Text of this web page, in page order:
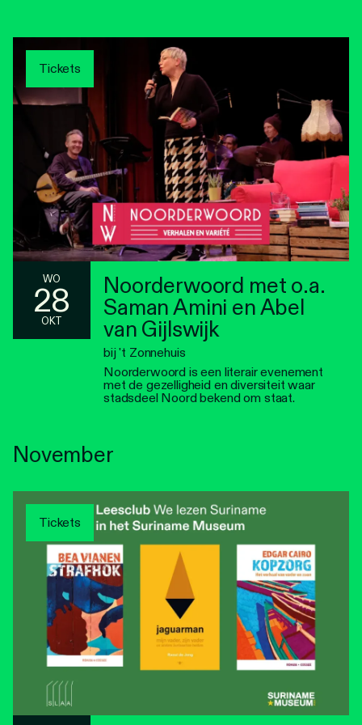
Tickets
WO
28
OKT
Noorderwoord met o.a.
Saman Amini en Abel
van Gijlswijk
bij 't Zonnehuis
Noorderwoord is een literair evenement
met de gezelligheid en diversiteit waar
stadsdeel Noord bekend om staat.
November
Tickets